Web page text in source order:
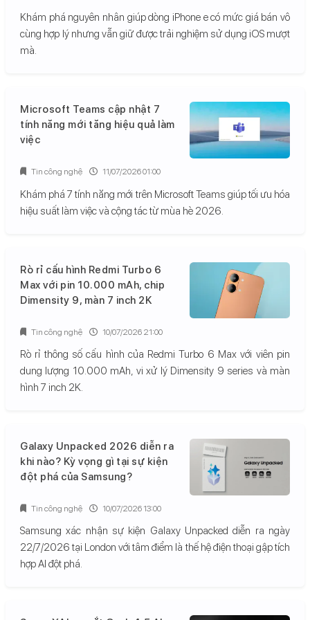
Khám phá nguyên nhân giúp dòng iPhone e có mức giá bán vô
cùng hợp lý nhưng vẫn giữ được trải nghiệm sử dụng iOS mượt
mà.
Microsoft Teams cập nhật 7
tính năng mới tăng hiệu quả làm
việc
Khám phá 7 tính năng mới trên Microsoft Teams giúp tối ưu hóa
hiệu suất làm việc và cộng tác từ mùa hè 2026.
Tin công nghệ 11/07/2026 01:00
Rò rỉ cấu hình Redmi Turbo 6
Max với pin 10.000 mAh, chip
Dimensity 9, màn 7 inch 2K
Rò rỉ thông số cấu hình của Redmi Turbo 6 Max với viên pin
dung lượng 10.000 mAh, vi xử lý Dimensity 9 series và màn
hình 7 inch 2K.
Tin công nghệ 10/07/2026 21:00
Galaxy Unpacked 2026 diễn ra
khi nào? Kỳ vọng gì tại sự kiện
đột phá của Samsung?
Samsung xác nhận sự kiện Galaxy Unpacked diễn ra ngày
22/7/2026 tại London với tâm điểm là thế hệ điện thoại gập tích
hợp AI đột phá.
Tin công nghệ 10/07/2026 13:00